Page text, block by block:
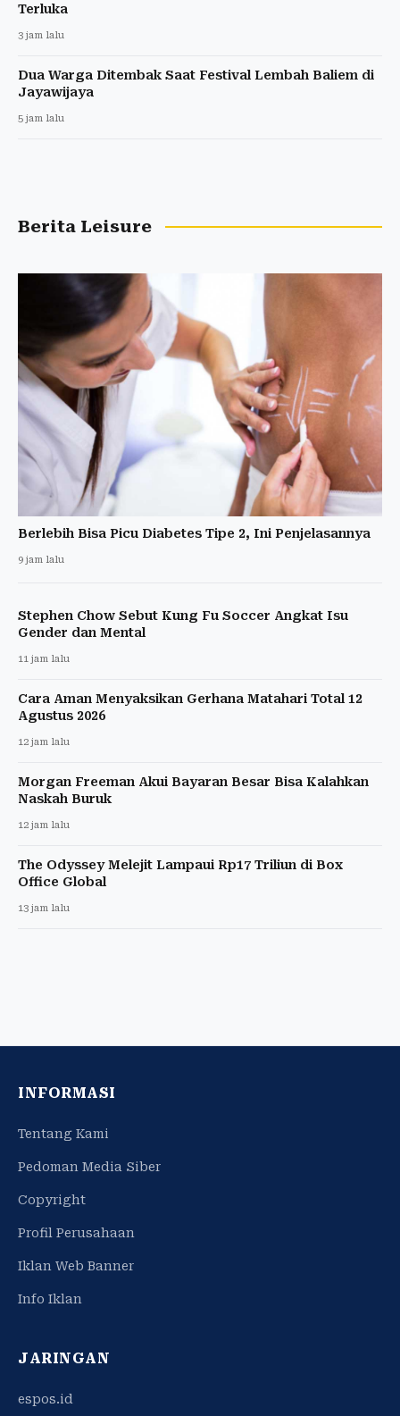
Terluka
3 jam lalu
Dua Warga Ditembak Saat Festival Lembah Baliem di
Jayawijaya
5 jam lalu
Berita Leisure
Berlebih Bisa Picu Diabetes Tipe 2, Ini Penjelasannya
9 jam lalu
Stephen Chow Sebut Kung Fu Soccer Angkat Isu
Gender dan Mental
11 jam lalu
Cara Aman Menyaksikan Gerhana Matahari Total 12
Agustus 2026
12 jam lalu
Morgan Freeman Akui Bayaran Besar Bisa Kalahkan
Naskah Buruk
12 jam lalu
The Odyssey Melejit Lampaui Rp17 Triliun di Box
Office Global
13 jam lalu
INFORMASI
Tentang Kami
Pedoman Media Siber
Copyright
Profil Perusahaan
Iklan Web Banner
Info Iklan
JARINGAN
espos.id